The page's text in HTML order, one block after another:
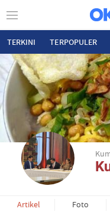
TERKINI TERPOPULER
Artikel Foto